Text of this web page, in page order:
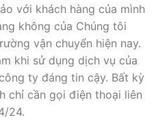
với khách hàng của mình
không của Chúng tôi
vận chuyển hiện nay.
khi sử dụng dịch vụ của
ty đáng tin cậy. Bất kỳ
chỉ cần gọi điện thoại liên
24.